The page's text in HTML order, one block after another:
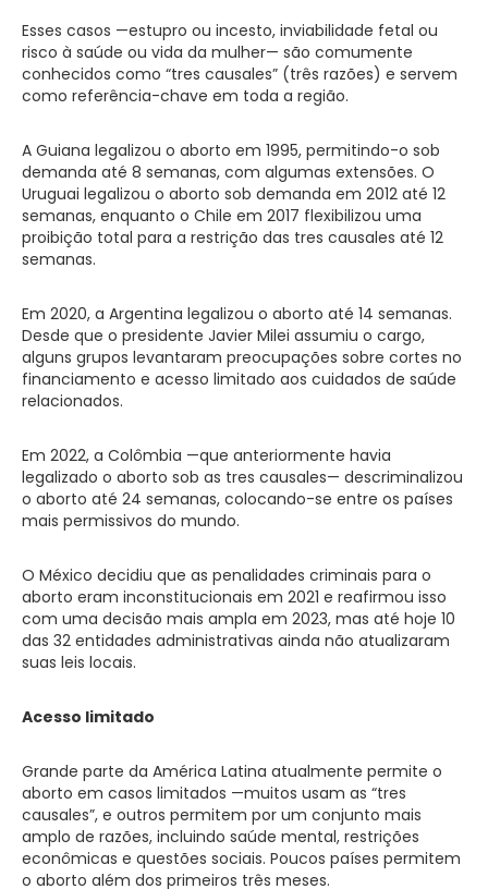
Esses casos —estupro ou incesto, inviabilidade fetal ou
risco à saúde ou vida da mulher— são comumente
conhecidos como “tres causales” (três razões) e servem
como referência-chave em toda a região.
A Guiana legalizou o aborto em 1995, permitindo-o sob
demanda até 8 semanas, com algumas extensões. O
Uruguai legalizou o aborto sob demanda em 2012 até 12
semanas, enquanto o Chile em 2017 flexibilizou uma
proibição total para a restrição das tres causales até 12
semanas.
Em 2020, a Argentina legalizou o aborto até 14 semanas.
Desde que o presidente Javier Milei assumiu o cargo,
alguns grupos levantaram preocupações sobre cortes no
financiamento e acesso limitado aos cuidados de saúde
relacionados.
Em 2022, a Colômbia —que anteriormente havia
legalizado o aborto sob as tres causales— descriminalizou
o aborto até 24 semanas, colocando-se entre os países
mais permissivos do mundo.
O México decidiu que as penalidades criminais para o
aborto eram inconstitucionais em 2021 e reafirmou isso
com uma decisão mais ampla em 2023, mas até hoje 10
das 32 entidades administrativas ainda não atualizaram
suas leis locais.
Acesso limitado
Grande parte da América Latina atualmente permite o
aborto em casos limitados —muitos usam as “tres
causales”, e outros permitem por um conjunto mais
amplo de razões, incluindo saúde mental, restrições
econômicas e questões sociais. Poucos países permitem
o aborto além dos primeiros três meses.